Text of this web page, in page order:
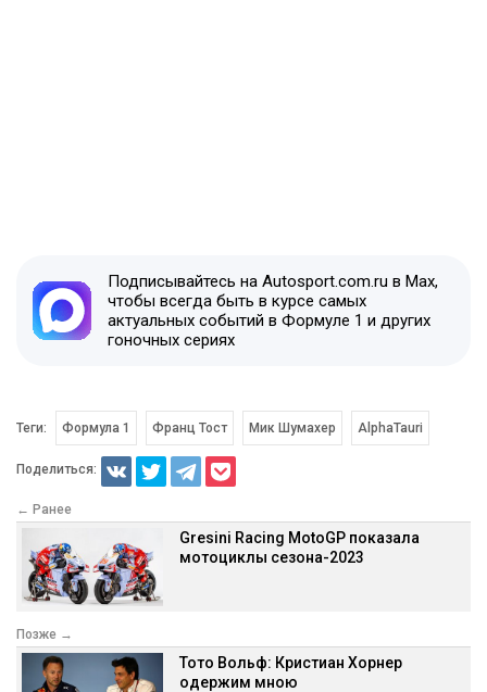
Подписывайтесь на Autosport.com.ru в Max,
чтобы всегда быть в курсе самых
актуальных событий в Формуле 1 и других
гоночных сериях
Теги: Формула 1 Франц Тост Мик Шумахер AlphaTauri
Поделиться:
← Ранее
Gresini Racing MotoGP показала
мотоциклы сезона-2023
Позже →
Тото Вольф: Кристиан Хорнер
одержим мною